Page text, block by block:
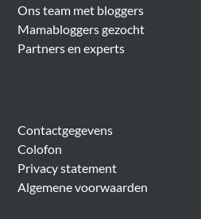
Ons team met bloggers
Mamabloggers gezocht
Partners en experts
Contactgegevens
Colofon
Privacy statement
Algemene voorwaarden